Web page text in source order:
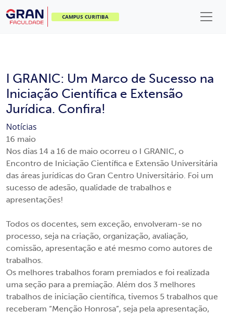
CAMPUS CURITIBA
I GRANIC: Um Marco de Sucesso na
Iniciação Científica e Extensão
Jurídica. Confira!
Notícias
16 maio
Nos dias 14 a 16 de maio ocorreu o I GRANIC, o
Encontro de Iniciação Científica e Extensão Universitária
das áreas jurídicas do Gran Centro Universitário. Foi um
sucesso de adesão, qualidade de trabalhos e
apresentações!
Todos os docentes, sem exceção, envolveram-se no
processo, seja na criação, organização, avaliação,
comissão, apresentação e até mesmo como autores de
trabalhos.
Os melhores trabalhos foram premiados e foi realizada
uma seção para a premiação. Além dos 3 melhores
trabalhos de iniciação científica, tivemos 5 trabalhos que
receberam “Menção Honrosa”, seja pela apresentação,